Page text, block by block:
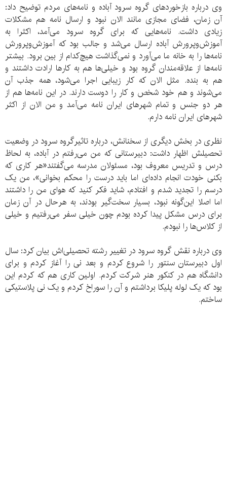
وی درباره بازخوردهای گروه سرود آباده و نامه‌های مردم توضیح داد:
آن زمان، فضای مجازی مانند الان نبود و ارسال نامه هم مشکلات
زیادی داشت. نامه‌هایی که برای گروه سرود می‌آمد، اکثرا به
آموزش‌و‌پرورش آباده ارسال می‌شد و جالب بود که آموزش‌و‌پرورش
نامه‌ها را به خانه ما می‌آورد و نمی‌گذاشت هیچ‌کدام از بین برود. بیشتر
نامه‌ها از علاقه‌مندان گروه بود و خیلی‌ها هم به کار‌ها ارادت داشتند و
هم به بنده. مثل الان که کار زیبایی اجرا می‌شود، همه جذب آن
می‌شوند و هم خود شخص و کار را دوست دارند. در این نامه‌ها هم از
هر دو جنس و تمام شهر‌های ایران نامه می‌آمد و من الان از اکثر
شهرهای ایران نامه دارم.
نظری در بخش دیگری از سخنانش، درباره تاثیرگروه سرود در وضعیت
تحصیلش اظهار داشت: دبیرستانی که من می‌رفتم در آباده، به لحاظ
درس و تدریس معروف بود، مسئولان مدرسه می‌گفتند«هر کاری که
بکنی خودت انجام داده‌ای اما باید درست را محکم بخوانی»، من یک
درسم را تجدید شدم و افتادم، شاید فکر کنید که هوای من را داشتند
اما اصلا این‌گونه نبود، بسیار سخت‌گیر بودند، به هرحال در آن زمان
برای درس مشکل پیدا کرده بودم چون خیلی سفر می‌رفتیم و خیلی
از کلاس‌ها را نبودم.
وی درباره نقش گروه سرود در تغییر رشته تحصیلی‌اش بیان کرد: سال
اول دبیرستان سنتور را شروع کردم و بعد نی را آغاز کردم و برای
دانشگاه هم در کنکور هنر شرکت کردم. اولین کاری هم که کردم این
بود که یک لوله پلیکا برداشتم و آن را سوراخ کردم و یک نی پلاستیکی
ساختم.